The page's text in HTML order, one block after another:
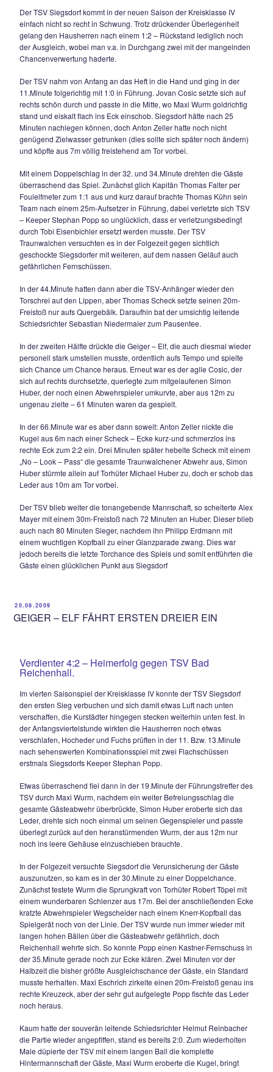
Helden avancieren können, doch erst spitzelte er die Kugel
einem Gewirr am 16er um Zentimeter am linken Torpfosten
danach setzte er einen Kopfball wiederum knapp neben
zu guter letzt hatte die Querlatte nach seinem 20m –
etwas gegen einen Siegsdorfer Sieg einzuwenden.
So mussten sich beide Teams mit der Punkteteilung
wobei die Gäste aus Otting sicherlich noch besser damit
können.
20.09.2009
TSV SIEGSDORF KLETTERT WEITER
Souveräner 2:0 – Heimerfolg gegen
Pettinger.
bescherte sich die Geiger-Elf am 9.Spieltag der Kreisklasse
zweiten Dreier in Folge, der Sieg war zu keiner Zeit in
Petting enttäuschte auf ganzer Linie, man entwickelte kein
Offensivspiel und verbuchte über die gesamten 90 Minuten
einzige nennenswerte Torchance.
Die Hausherren legten auch gleich einen Blitzstart hin und
ihrer ersten Chance 1:0 in Führung. Gerade einmal 4
gespielt als Jovan Cosic aus halbrechter Position flach
Pettings Resch den Ball unhaltbar ins eigene Netz
machte weiter Druck, Rupert Knerr verzog nach acht
knapp. In der 12.Minute folgte aber schon das 2:0, Michi
versenkte einen 18m-Freistoßknaller direkt flach ins linke
Gästekeeper Patz machte dabei seinem Namen alle Ehre
Nach 24 Minuten landete eine butterweiche Flanke von
Schlappen von Fernsebner, der volley aus 10m
Siegsdorf spielte zu diesem Zeitpunkt dominierend, ließ
Möglichkeit zum Verschnaufen. Ein Solo von Rupi Knerr
Torhüter Patz in der 36.Minute gerade eben noch per
mehr richtig unter das Leder und köpfte knapp übers
heranstürmenden Simon Huber, dessen Schuss von der
hinter der Torlinie aufsprang und von dort wieder heraus –
Seitlinger junior gab den Treffer aber nicht.
Im zweiten Durchgang schaltete die Heimelf einen Gang
Spiel verflachte etwas ohne dass die Gäste daraus Kapital
konnten. Im Gegenteil, Anton Zeller testete in der 59.Minute
mit einem Volleyschuss aus 11m.
In der Folgezeit konnten die Gäste nicht mehr zulegen,
wollte nicht. Ein allerletzter Konter der Geiger – Elf schloss
eingewechselte Christopher Fageth in der Nachspielzeit
einmal drehte, zu Fageth passte, der wiederum keine Mühe
hatte, die Kugel flach aus 5m einzunetzen.
06.09.2009
SV LAUFEN SETZT EIN AUSRUFEZEICHEN
Spielerisch starke Gäste verdienter 2:0 -
Nach einer vor allem in der ersten Halbzeit überzeugenden
gelang es dem SV Laufen, sich in der Spitzengruppe der
IV festzusetzen, der TSV Siegsdorf hingegen findet sich